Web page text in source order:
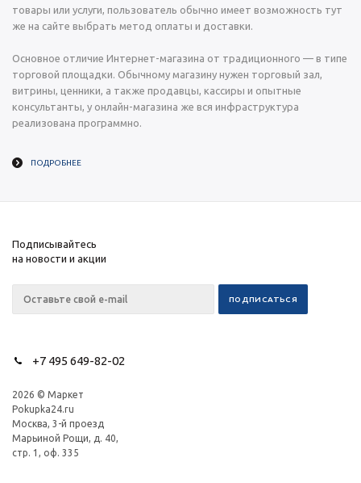
товары или услуги, пользователь обычно имеет возможность тут
же на сайте выбрать метод оплаты и доставки.
Основное отличие Интернет-магазина от традиционного — в типе
торговой площадки. Обычному магазину нужен торговый зал,
витрины, ценники, а также продавцы, кассиры и опытные
консультанты, у онлайн-магазина же вся инфраструктура
реализована программно.
ПОДРОБНЕЕ
Подписывайтесь
на новости и акции
+7 495 649-82-02
2026 © Маркет
Pokupka24.ru
Москва, 3-й проезд
Марьиной Рощи, д. 40,
стр. 1, оф. 335